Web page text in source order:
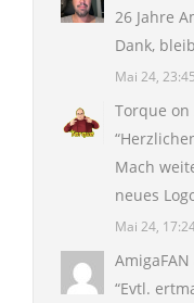
26 Jahre
Dank,
Mai 24, 23:45
Torque on
“
Mach
neues
Mai 24,
AmigaFAN
“Evtl.